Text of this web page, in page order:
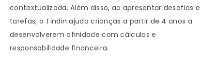
contextualizada. Além disso, ao apresentar desafios e
tarefas, o Tindin ajuda crianças a partir de 4 anos a
desenvolverem afinidade com cálculos e
responsabilidade financeira.